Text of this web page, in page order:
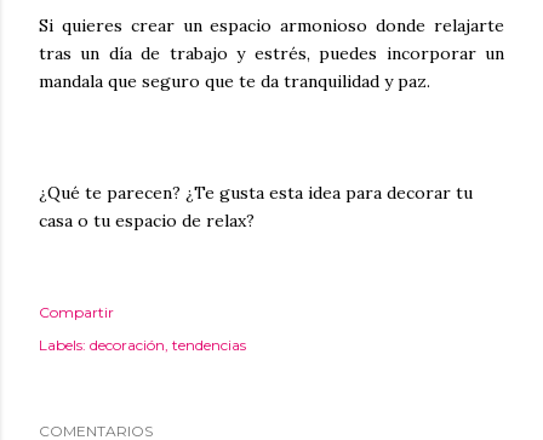
Si quieres crear un espacio armonioso donde relajarte
tras un día de trabajo y estrés, puedes incorporar un
mandala que seguro que te da tranquilidad y paz.
¿Qué te parecen? ¿Te gusta esta idea para decorar tu
casa o tu espacio de relax?
Compartir
Labels: decoración tendencias
COMENTARIOS